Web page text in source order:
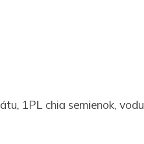
1PL chia semienok, vodu